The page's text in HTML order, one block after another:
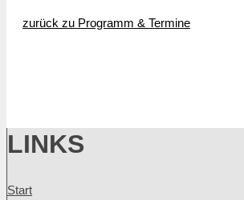
zurück zu Programm & Termine
LINKS
Start